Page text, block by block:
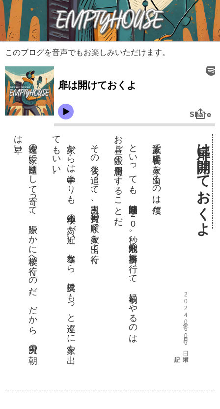
このブログを音声でもお楽しみいただけます。
扉は開けておくよ
2024年06月06日 木曜日
家族で一番最初に家を出るのは僕だ。
と
い
っ
て
も
、通勤時間
は
2
0秒
。敷地内
の事務所
に行
っ
て
、最初
に
や
る
の
は
、
お昼ご飯
の用意
を
す
る
こ
と
だ
。
その後を追って、次男、長男の順で家を出て行く。
家か
ら
は中学
よ
り
も
、小学校
の方
が近
い
。本当
な
ら
、次男
は
も
っ
と遅
く
に家
を出
ても
い
い
。
友達の家
に遠回
り
し
て寄
っ
て
、賑
や
か
に学校
へ行
く
の
だ
。
だ
か
ら
、次男
の朝
は早 い
。